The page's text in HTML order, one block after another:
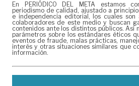
En PERIÓDICO DEL META estamos
periodismo de calidad, ajustado a
e independencia editorial, los cuales
colaboradores de este medio y buscan
contenidos ante los distintos públicos. Así
parámetros sobre los estándares éticos
eventos de fraude, malas prácticas,
interés y otras situaciones similares que
información.